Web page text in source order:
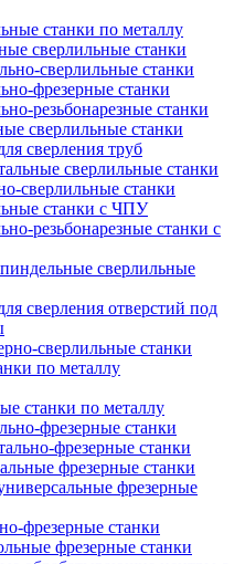
станки по металлу
сверлильные станки
сверлильные станки
фрезерные станки
резьбонарезные станки
сверлильные станки
сверления труб
сверлильные станки
сверлильные станки
станки с ЧПУ
резьбонарезные станки с
сверлильные
сверления отверстий под
сверлильные станки
по металлу
станки по металлу
фрезерные станки
фрезерные станки
фрезерные станки
фрезерные
фрезерные станки
фрезерные станки